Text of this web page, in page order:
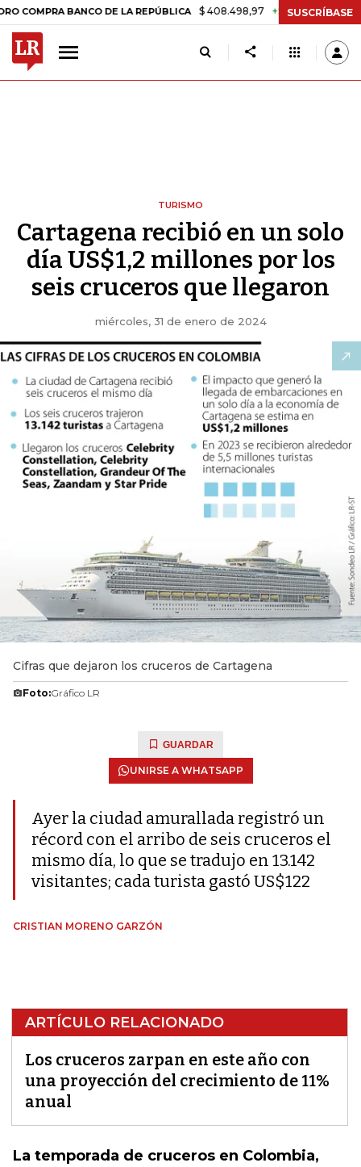
BANCO DE LA REPÚBLICA $ 408.498,97 +$ 8.753,81 +2,19%
SUSCRÍBASE
TURISMO
Cartagena recibió en un solo
día US$1,2 millones por los
seis cruceros que llegaron
miércoles, 31 de enero de 2024
Cifras que dejaron los cruceros de Cartagena
Foto:Gráfico LR
GUARDAR
UNIRSE A WHATSAPP
Ayer la ciudad amurallada registró un
récord con el arribo de seis cruceros el
mismo día, lo que se tradujo en 13.142
visitantes; cada turista gastó US$122
CRISTIAN MORENO GARZÓN
ARTÍCULO RELACIONADO
Los cruceros zarpan en este año con
una proyección del crecimiento de 11%
anual
La temporada de cruceros en Colombia,